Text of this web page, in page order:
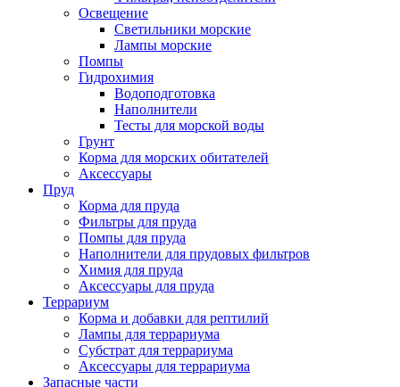
Освещение
Светильники морские
Лампы морские
Помпы
Гидрохимия
Водоподготовка
Наполнители
Тесты для морской воды
Грунт
Корма для морских обитателей
Аксессуары
Пруд
Корма для пруда
Фильтры для пруда
Помпы для пруда
Наполнители для прудовых фильтров
Химия для пруда
Аксессуары для пруда
Террариум
Корма и добавки для рептилий
Лампы для террариума
Субстрат для террариума
Аксессуары для террариума
Запасные части